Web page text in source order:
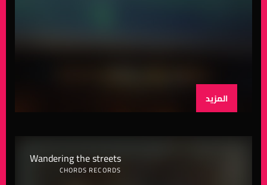
المزيد
Wandering the streets
CHORDS RECORDS